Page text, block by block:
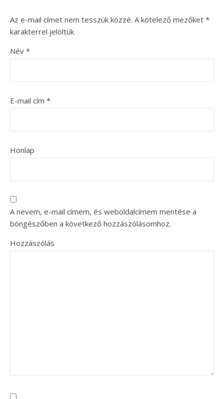
Az e-mail címet nem tesszük közzé. A kötelező mezőket *
karakterrel jelöltük
Név *
E-mail cím *
Honlap
A nevem, e-mail címem, és weboldalcímem mentése a
böngészőben a következő hozzászólásomhoz.
Hozzászólás